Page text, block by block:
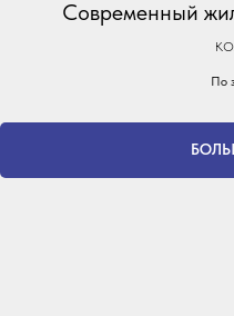
Современный
По